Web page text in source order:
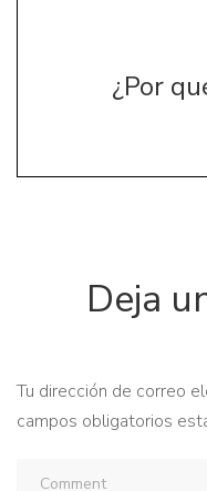
¿Por
Deja
Tu dirección de correo
campos obligatorios